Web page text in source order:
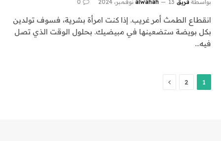
بواسطة فريق alwahah 13 نوفمبر، 2024 0
انقطاع الطمث أمر غريب. إذا كنت امرأة بشرية، فسوف تولدين
بكل بويضة ستضعينها في مبيضيك. بحلول الوقت الذي تصل
فيه…
1
2 التالي